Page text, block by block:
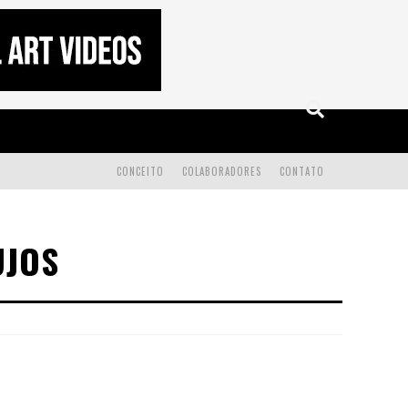
CONTATO
COLABORADORES
CONCEITO